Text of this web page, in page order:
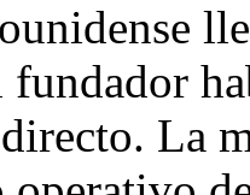
fundador
La